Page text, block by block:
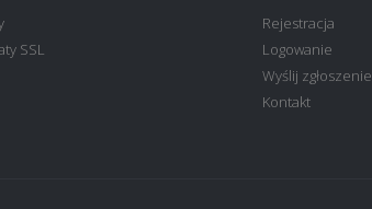
SSL
Rejestracja
Logowanie
Wyślij zgłoszenie
Kontakt